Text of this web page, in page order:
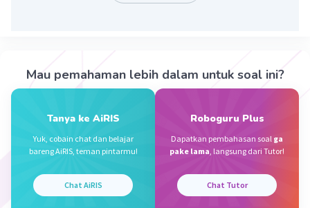
ini dilakukan sebagai bentuk penyamaran dan
Beri Rating·0.0 (0 ) Balas
Sumber W Level 72
Jawaban terverifikasi
Jawaban yang benar adalah D. Bunglon
Mau pemahaman lebih dalam untuk soal ini?
Tanya ke AiRIS
Yuk, cobain chat dan belajar
bareng AiRIS, teman pintarmu!
Chat AiRIS
Roboguru Plus
Dapatkan pembahasan soal ga
pake lama, langsung dari Tutor!
Chat Tutor